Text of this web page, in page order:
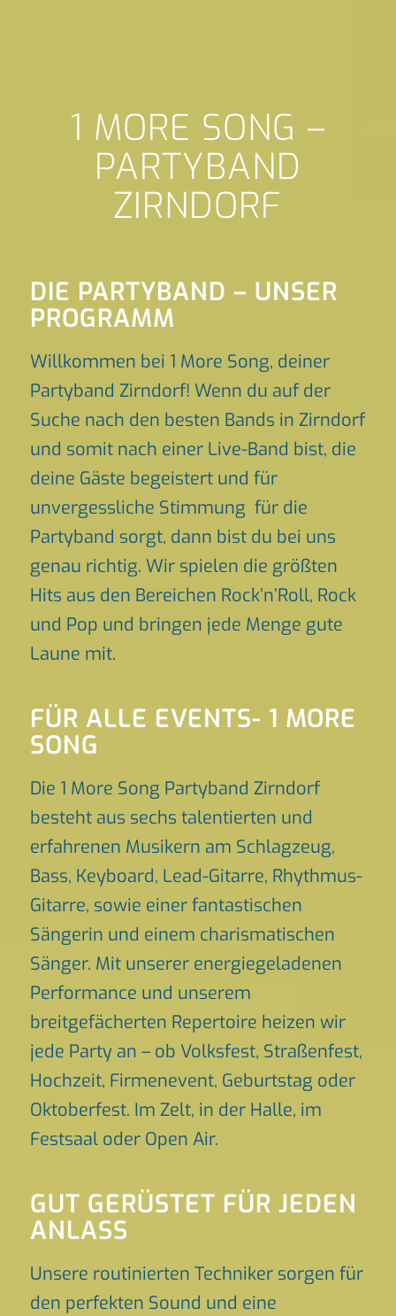
1 MORE SONG –
PARTYBAND
ZIRNDORF
DIE PARTYBAND – UNSER
PROGRAMM
Willkommen bei 1 More Song, deiner
Partyband Zirndorf! Wenn du auf der
Suche nach den besten Bands in Zirndorf
und somit nach einer Live-Band bist, die
deine Gäste begeistert und für
unvergessliche Stimmung für die
Partyband sorgt, dann bist du bei uns
genau richtig. Wir spielen die größten
Hits aus den Bereichen Rock’n’Roll, Rock
und Pop und bringen jede Menge gute
Laune mit.
FÜR ALLE EVENTS- 1 MORE
SONG
Die 1 More Song Partyband Zirndorf
besteht aus sechs talentierten und
erfahrenen Musikern am Schlagzeug,
Bass, Keyboard, Lead-Gitarre, Rhythmus-
Gitarre, sowie einer fantastischen
Sängerin und einem charismatischen
Sänger. Mit unserer energiegeladenen
Performance und unserem
breitgefächerten Repertoire heizen wir
jede Party an – ob Volksfest, Straßenfest,
Hochzeit, Firmenevent, Geburtstag oder
Oktoberfest. Im Zelt, in der Halle, im
Festsaal oder Open Air.
GUT GERÜSTET FÜR JEDEN
ANLASS
Unsere routinierten Techniker sorgen für
den perfekten Sound und eine